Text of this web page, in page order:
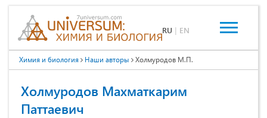
RU | EN
Химия и биология Наши авторы Холмуродов М.П.
Холмуродов Махматкарим
Паттаевич